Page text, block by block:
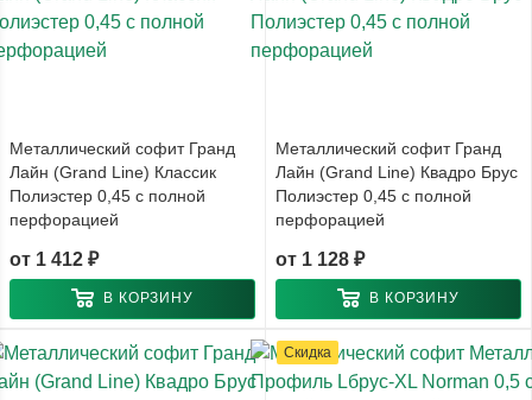
Металлический софит Гранд
Лайн (Grand Line) Классик
Полиэстер 0,45 с полной
перфорацией
от 1 412 ₽
В КОРЗИНУ
Металлический софит Гранд
Лайн (Grand Line) Квадро Брус
Полиэстер 0,45 с полной
перфорацией
от 1 128 ₽
В КОРЗИНУ
Скидка